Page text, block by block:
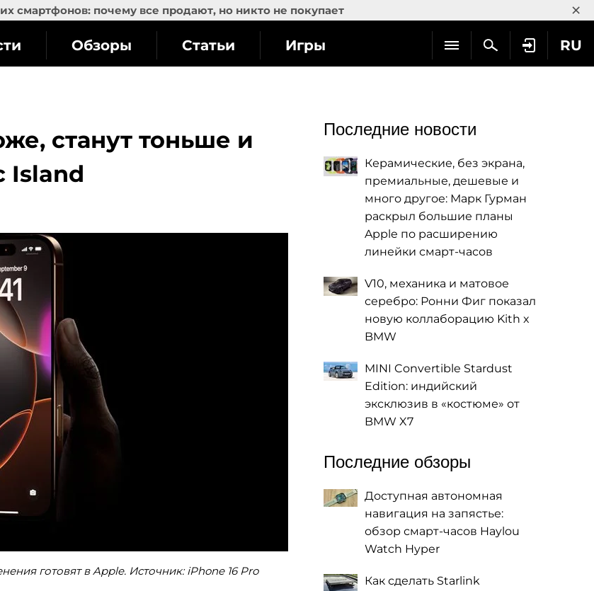
смартфонов: почему все продают, но никто не покупает ×
RU
Обзоры Статьи Игры
станут тоньше и
Island
готовят в Apple. Источник: iPhone 16 Pro
Последние новости
Керамические, без экрана,
премиальные, дешевые и
много другое: Марк Гурман
раскрыл большие планы
Apple по расширению
линейки смарт-часов
V10, механика и матовое
серебро: Ронни Фиг показал
новую коллаборацию Kith x
BMW
MINI Convertible Stardust
Edition: индийский
эксклюзив в «костюме» от
BMW X7
Последние обзоры
Доступная автономная
навигация на запястье:
обзор смарт-часов Haylou
Watch Hyper
Как сделать Starlink